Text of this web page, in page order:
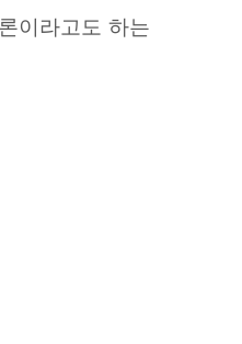
이라고도 하는